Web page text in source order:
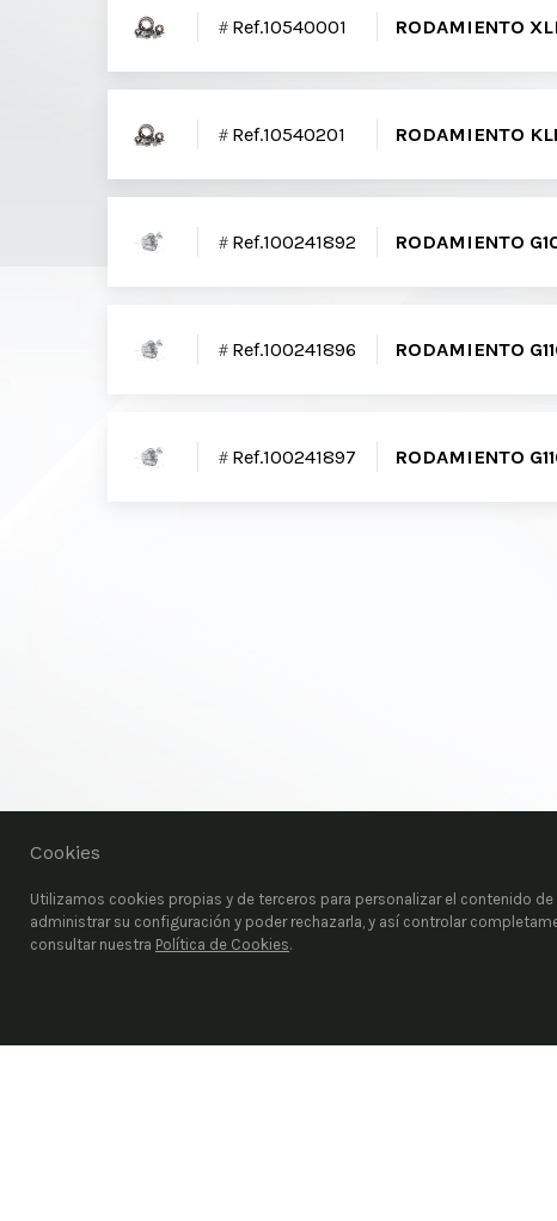
Ref.10540001 RODAMIENTO
Ref.10540201 RODAMIENTO
Ref.100241892 RODAMIENTO
Ref.100241896 RODAMIENTO
Ref.100241897 RODAMIENTO
Cookies
Utilizamos cookies propias y de terceros para personalizar el contenido
administrar su configuración y poder rechazarla, y así controlar
consultar nuestra Política de Cookies.